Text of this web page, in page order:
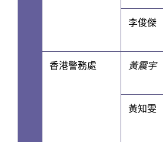
李俊傑
香港警務處 黃震宇
黃知雯